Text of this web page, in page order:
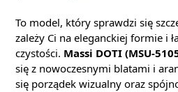
To model, który sprawdzi się
zależy Ci na eleganckiej formie i
czystości. Massi DOTI (MSU-
się z nowoczesnymi blatami i
się porządek wizualny oraz